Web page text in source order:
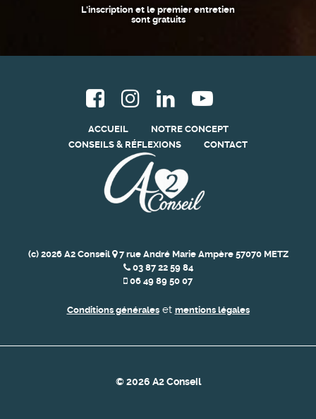
L'inscription et le premier entretien
sont gratuits
ACCUEIL
NOTRE CONCEPT
CONSEILS & RÉFLEXIONS
CONTACT
(c) 2026 A2 Conseil
7 rue André Marie Ampère 57070 METZ
03 87 22 59 84
06 49 89 50 07
Conditions générales et mentions légales
© 2026 A2 Conseil